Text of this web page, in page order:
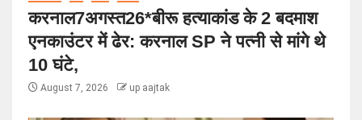
करनाल7अगस्त26*बीरू हत्याकांड के 2 बदमाश
एनकाउंटर में ढेर: करनाल SP ने पत्नी से मांगे थे
10 घंटे,
August 7, 2026 up aajtak